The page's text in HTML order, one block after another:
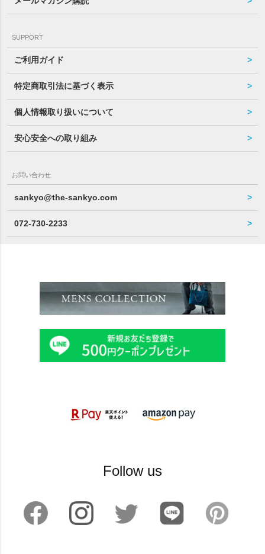
SUPPORT
ご利用ガイド
特定商取引法に基づく表示
個人情報取り扱いについて
安心安全への取り組み
お問い合わせ
sankyo@the-sankyo.com
072-730-2233
Follow us